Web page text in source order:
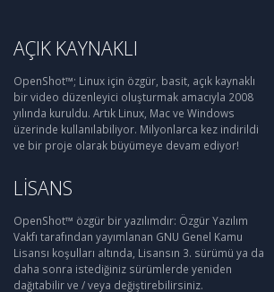
AÇIK KAYNAKLI
OpenShot™; Linux için özgür, basit, açık kaynaklı
bir video düzenleyici oluşturmak amacıyla 2008
yılında kuruldu. Artık Linux, Mac ve Windows
üzerinde kullanılabiliyor. Milyonlarca kez indirildi
ve bir proje olarak büyümeye devam ediyor!
LISANS
OpenShot™ özgür bir yazılımdır: Özgür Yazılım
Vakfı tarafından yayımlanan GNU Genel Kamu
Lisansı koşulları altında, Lisansın 3. sürümü ya da
daha sonra istediğiniz sürümlerde yeniden
dağıtabilir ve / veya değiştirebilirsiniz.